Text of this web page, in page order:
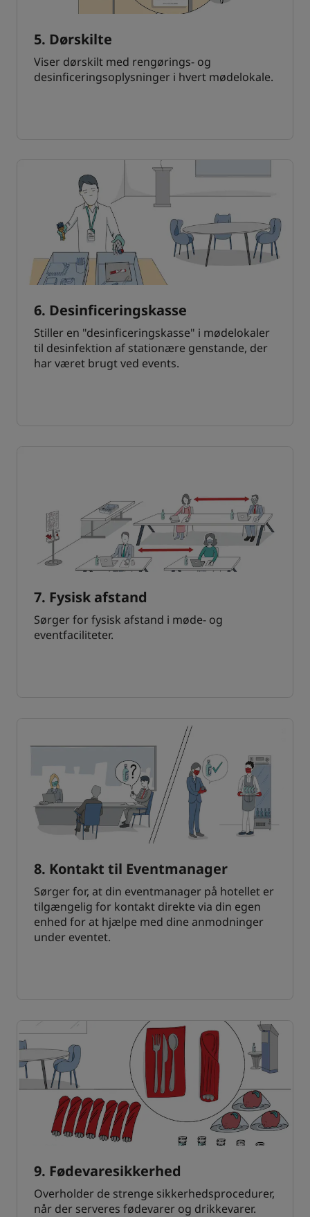
5. Dørskilte
Viser dørskilt med rengørings- og
desinficeringsoplysninger i hvert mødelokale.
6. Desinficeringskasse
Stiller en "desinficeringskasse" i mødelokaler
til desinfektion af stationære genstande, der
har været brugt ved events.
7. Fysisk afstand
Sørger for fysisk afstand i møde- og
eventfaciliteter.
8. Kontakt til Eventmanager
Sørger for, at din eventmanager på hotellet er
tilgængelig for kontakt direkte via din egen
enhed for at hjælpe med dine anmodninger
under eventet.
9. Fødevaresikkerhed
Overholder de strenge sikkerhedsprocedurer,
når der serveres fødevarer og drikkevarer.